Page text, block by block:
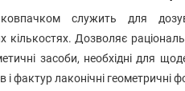
ковпачком служить для
кількостях. Дозволяє
засоби, необхідні для
і фактур лаконічні